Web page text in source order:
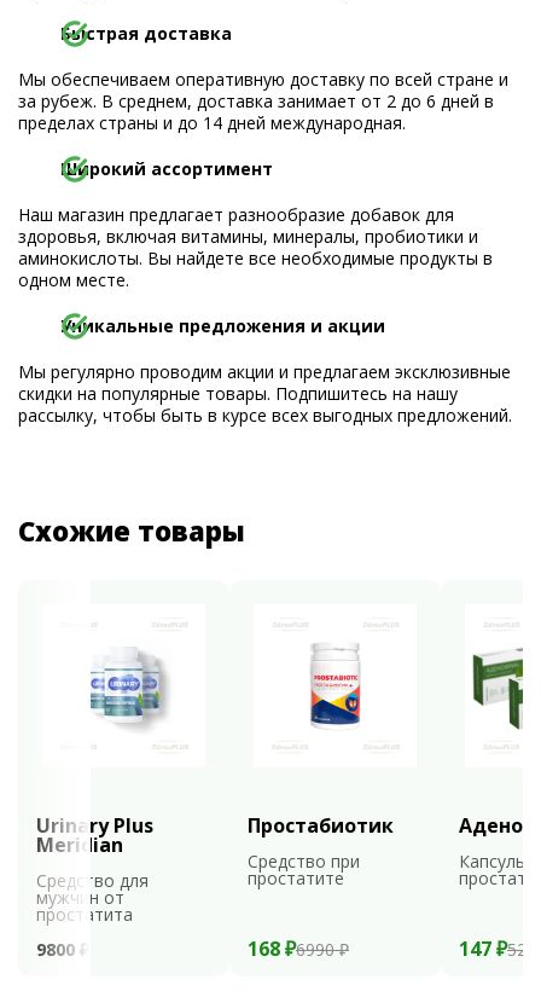
Быстрая доставка
Мы обеспечиваем оперативную доставку по всей стране и
за рубеж. В среднем, доставка занимает от 2 до 6 дней в
пределах страны и до 14 дней международная.
Широкий ассортимент
Наш магазин предлагает разнообразие добавок для
здоровья, включая витамины, минералы, пробиотики и
аминокислоты. Вы найдете все необходимые продукты в
одном месте.
Уникальные предложения и акции
Мы регулярно проводим акции и предлагаем эксклюзивные
скидки на популярные товары. Подпишитесь на нашу
рассылку, чтобы быть в курсе всех выгодных предложений.
Схожие товары
Urinary Plus
Meridian
Средство для
мужчин от
простатита
9800 ₽
Простабиотик
Средство при
простатите
168 ₽6990 ₽
Капсулы
147 ₽